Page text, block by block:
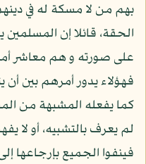
بهم من لا مسكة له في
الحقة، قائلا إن
على صورته و هم معاشر
فهؤلاء يدور أمرهم بين أن
كما يفعله المشبهة من
لم يعرف بالتشبيه، أو لا
فينفوا الجميع بإرجاعها